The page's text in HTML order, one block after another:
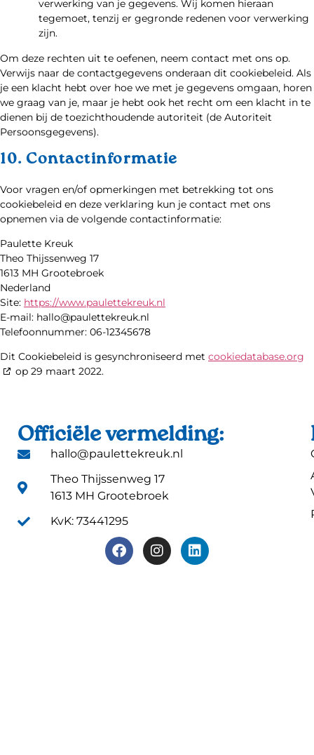
verwerking van je gegevens. Wij komen hieraan
tegemoet, tenzij er gegronde redenen voor verwerking
zijn.
Om deze rechten uit te oefenen, neem contact met ons op.
Verwijs naar de contactgegevens onderaan dit cookiebeleid. Als
je een klacht hebt over hoe we met je gegevens omgaan, horen
we graag van je, maar je hebt ook het recht om een klacht in te
dienen bij de toezichthoudende autoriteit (de Autoriteit
Persoonsgegevens).
10. Contactinformatie
Voor vragen en/of opmerkingen met betrekking tot ons
cookiebeleid en deze verklaring kun je contact met ons
opnemen via de volgende contactinformatie:
Paulette Kreuk
Theo Thijssenweg 17
1613 MH Grootebroek
Nederland
Site: https://www.paulettekreuk.nl
E-mail: hallo@paulettekreuk.nl
Telefoonnummer: 06-12345678
Dit Cookiebeleid is gesynchroniseerd met cookiedatabase.org
op 29 maart 2022.
Officiële vermelding:
hallo@paulettekreuk.nl
Theo Thijssenweg 17
1613 MH Grootebroek
KvK: 73441295